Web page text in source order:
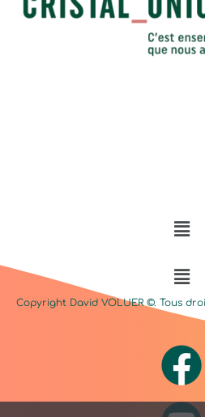
Copyright David VOLUER©. Tous